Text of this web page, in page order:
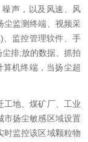
声，以及风速、风
尘监测终端、视频采
监控管理软件、手
排;放的数据、抓拍
机终端，当扬尘超
地、煤矿厂、工业
市扬尘敏感区域设置
时监控该区域颗粒物